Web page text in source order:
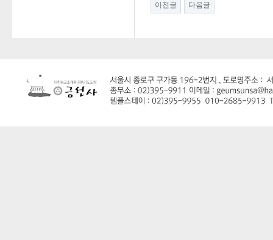
이전글 다음글